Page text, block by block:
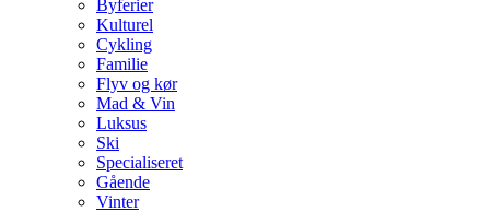
Byferier
Kulturel
Cykling
Familie
Flyv og kør
Mad & Vin
Luksus
Ski
Specialiseret
Gående
Vinter